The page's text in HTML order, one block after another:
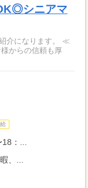
シニアマ
介になります。 ≪
からの信頼も厚
：...
、...